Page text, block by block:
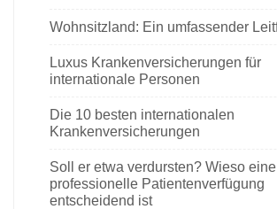
Wohnsitzland: Ein umfassender
Luxus Krankenversicherungen für
internationale Personen
Die 10 besten internationalen
Krankenversicherungen
Soll er etwa verdursten? Wieso eine
professionelle Patientenverfügung
entscheidend ist